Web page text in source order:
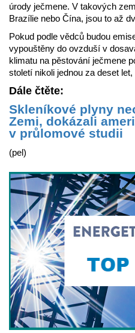
úrody ječmene. V takových
Brazílie nebo Čína, jsou to až
Pokud podle vědců budou
vypouštěny do ovzduší v
klimatu na pěstování ječmene
století nikoli jednou za deset
Dále čtěte:
Skleníkové plyny
Zemi, dokázali
v průlomové studii
(pel)